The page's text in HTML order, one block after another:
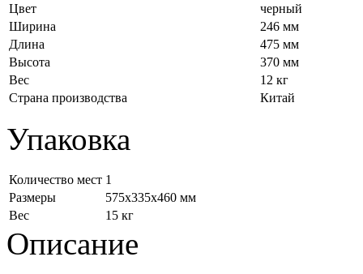
Цвет
черный
Ширина
246 мм
Длина
475 мм
Высота
370 мм
Вес
12 кг
Страна производства
Китай
Упаковка
Количество мест 1
Размеры
575x335x460 мм
Вес
15 кг
Описание